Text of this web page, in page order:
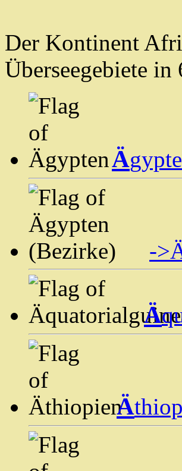
Der Kontinent
Überseegebiete in
Ä
-
Ä
Ä